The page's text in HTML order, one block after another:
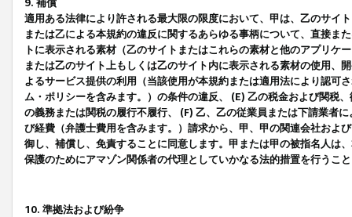
9. 補償
適用ある法律により許される最大限の限度において、甲は、乙のサイ
または乙による本規約の違反に関するあらゆる事柄について、直接ま
トに表示される素材（乙のサイトまたはこれらの素材と他のアプリ
または乙のサイト上もしくは乙のサイト内に表示される素材の使用、
よるサービス提供の利用（当該使用が本規約または適用法により認可
ム・ポリシーを含みます。）の条件の違反、 (E) 乙の税金および関税
の義務または関税の履行不履行、 (F) 乙、乙の従業員または下請業者
び経費（弁護士費用を含みます。）請求から、甲、甲の関連会社およ
御し、補償し、免責することに同意します。甲または甲の被指名人は
保護のためにアマゾン関係者の代理としていかなる法的措置を行うこ
10. 準拠法および紛争